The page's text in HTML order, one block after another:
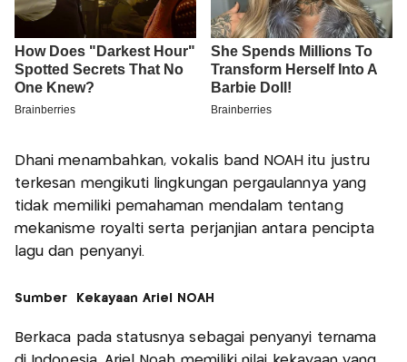
Dhani menambahkan, vokalis band NOAH itu justru
terkesan mengikuti lingkungan pergaulannya yang
tidak memiliki pemahaman mendalam tentang
mekanisme royalti serta perjanjian antara pencipta
lagu dan penyanyi.
Sumber Kekayaan Ariel NOAH
Berkaca pada statusnya sebagai penyanyi ternama